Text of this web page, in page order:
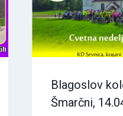
Blagoslov
Šmarčni,